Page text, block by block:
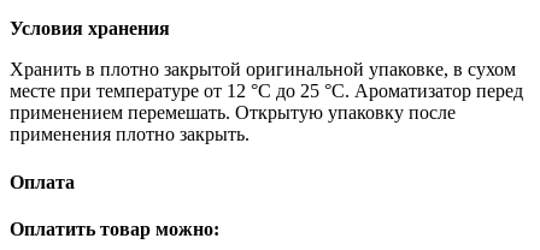
Условия хранения
Хранить в плотно закрытой оригинальной упаковке, в сухом
месте при температуре от 12 °C до 25 °C. Ароматизатор перед
применением перемешать. Открытую упаковку после
применения плотно закрыть.
Оплата
Оплатить товар можно: